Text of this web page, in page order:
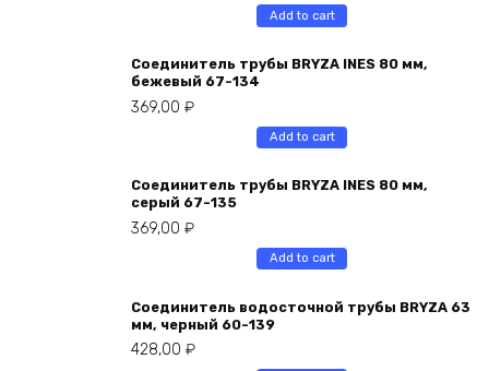
Add to cart
Соединитель трубы BRYZA INES 80 мм,
бежевый 67-134
369,00 ₽
Add to cart
Соединитель трубы BRYZA INES 80 мм,
серый 67-135
369,00 ₽
Add to cart
Соединитель водосточной трубы BRYZA 63
мм, черный 60-139
428,00 ₽